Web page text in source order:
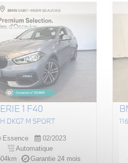
1 F40
DKG7 M SPORT
Essence
02/2023
Automatique
Garantie 24 mois